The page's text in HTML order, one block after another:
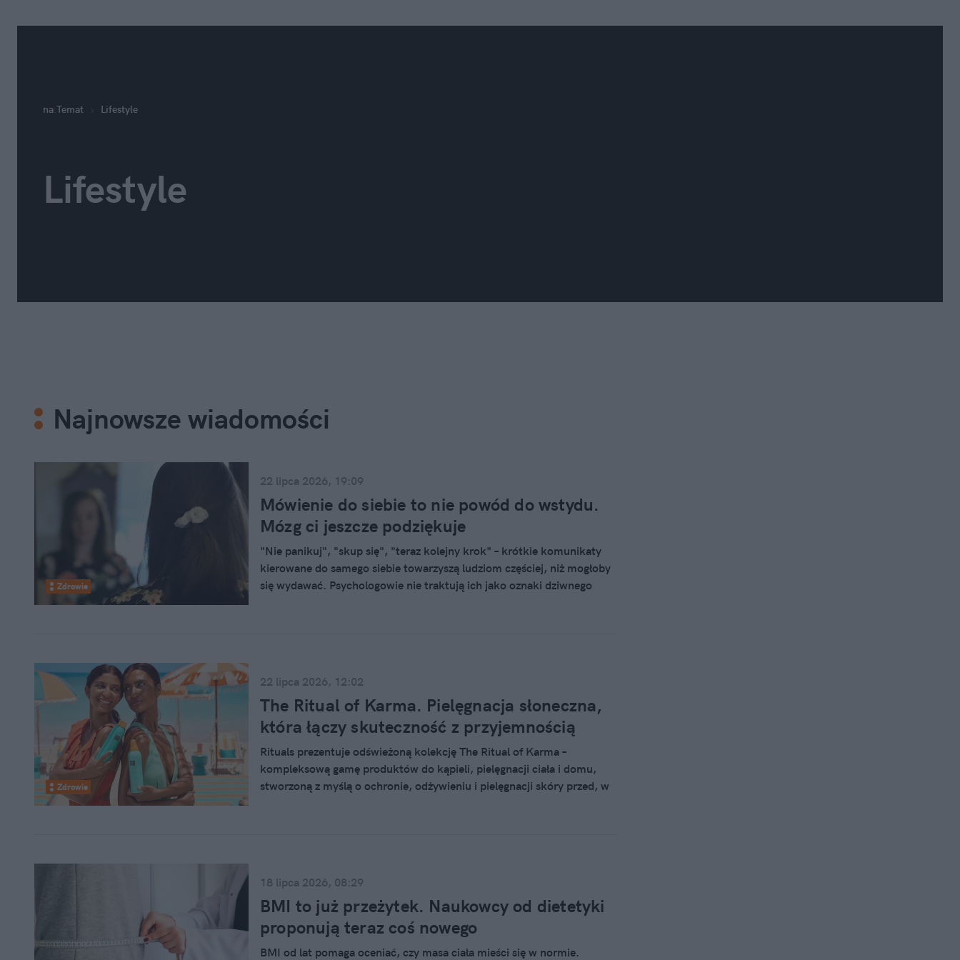
na:Temat Lifestyle
Lifestyle
Najnowsze wiadomości
Zdrowie
22 lipca 2026, 19:09
Mówienie do siebie to nie powód do wstydu.
Mózg ci jeszcze podziękuje
"Nie panikuj", "skup się", "teraz kolejny krok" – krótkie komunikaty
kierowane do samego siebie towarzyszą ludziom częściej, niż mogłoby
się wydawać. Psychologowie nie traktują ich jako oznaki dziwnego
Zdrowie
22 lipca 2026, 12:02
The Ritual of Karma. Pielęgnacja słoneczna,
która łączy skuteczność z przyjemnością
Rituals prezentuje odświeżoną kolekcję The Ritual of Karma –
kompleksową gamę produktów do kąpieli, pielęgnacji ciała i domu,
stworzoną z myślą o ochronie, odżywieniu i pielęgnacji skóry przed, w
18 lipca 2026, 08:29
BMI to już przeżytek. Naukowcy od dietetyki
proponują teraz coś nowego
BMI od lat pomaga oceniać, czy masa ciała mieści się w normie.